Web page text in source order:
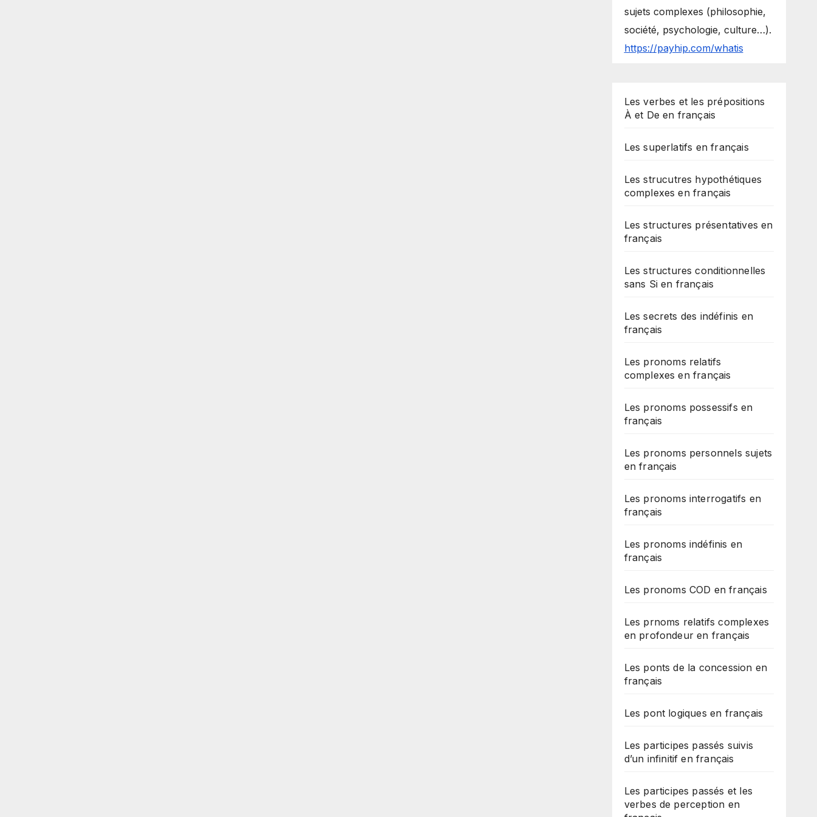
sujets complexes (philosophie,
société, psychologie, culture…).
https://payhip.com/whatis
Les verbes et les prépositions
À et De en français
Les superlatifs en français
Les strucutres hypothétiques
complexes en français
Les structures présentatives en
français
Les structures conditionnelles
sans Si en français
Les secrets des indéfinis en
français
Les pronoms relatifs
complexes en français
Les pronoms possessifs en
français
Les pronoms personnels sujets
en français
Les pronoms interrogatifs en
français
Les pronoms indéfinis en
français
Les pronoms COD en français
Les prnoms relatifs complexes
en profondeur en français
Les ponts de la concession en
français
Les pont logiques en français
Les participes passés suivis
d’un infinitif en français
Les participes passés et les
verbes de perception en